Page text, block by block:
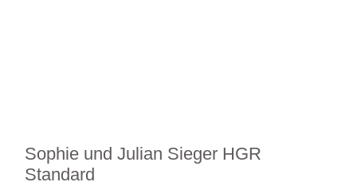
Sophie und Julian Sieger HGR
Standard